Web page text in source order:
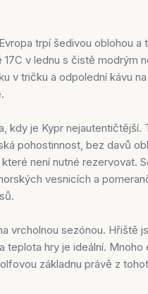
trpí šedivou oblohou a
v lednu s čistě modrým
v tričku a odpolední kávu
kdy je Kypr nejautentičtější.
pohostinnost, bez davů
není nutné rezervovat.
vesnicích a
vrcholnou sezónou. Hřiště
teplota hry je ideální.
základnu právě z